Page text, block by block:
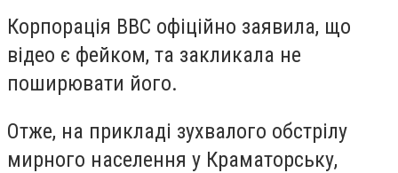
Корпорація ВВС офіційно заявила, що
відео є фейком, та закликала не
поширювати його.
Отже, на прикладі зухвалого обстрілу
мирного населення у Краматорську,